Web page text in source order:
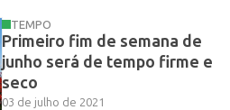
TEMPO
Primeiro fim de semana de
junho será de tempo firme e
seco
03 de julho de 2021